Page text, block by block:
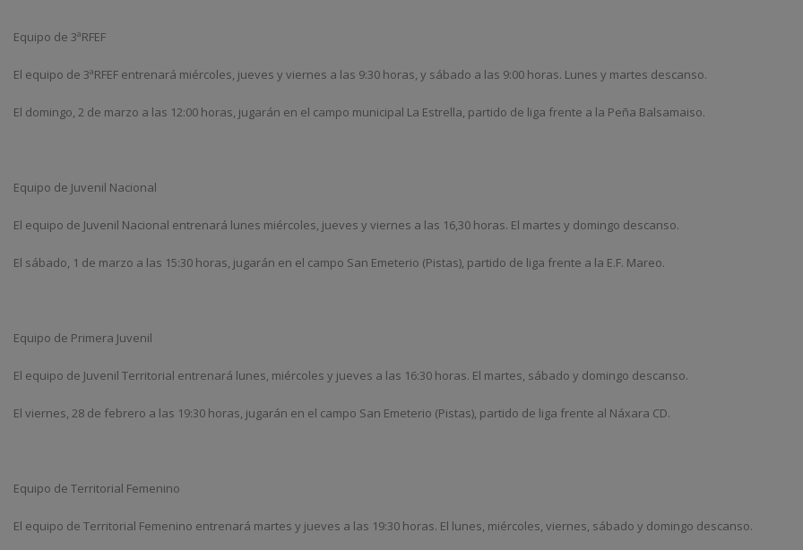
Equipo de 3ªRFEF
El equipo de 3ªRFEF entrenará miércoles, jueves y viernes a las 9:30 horas, y sábado a las 9:00 horas. Lunes y martes descanso.
El domingo, 2 de marzo a las 12:00 horas, jugarán en el campo municipal La Estrella, partido de liga frente a la Peña Balsamaiso.
Equipo de Juvenil Nacional
El equipo de Juvenil Nacional entrenará lunes miércoles, jueves y viernes a las 16,30 horas. El martes y domingo descanso.
El sábado, 1 de marzo a las 15:30 horas, jugarán en el campo San Emeterio (Pistas), partido de liga frente a la E.F. Mareo.
Equipo de Primera Juvenil
El equipo de Juvenil Territorial entrenará lunes, miércoles y jueves a las 16:30 horas. El martes, sábado y domingo descanso.
El viernes, 28 de febrero a las 19:30 horas, jugarán en el campo San Emeterio (Pistas), partido de liga frente al Náxara CD.
Equipo de Territorial Femenino
El equipo de Territorial Femenino entrenará martes y jueves a las 19:30 horas. El lunes, miércoles, viernes, sábado y domingo descanso.